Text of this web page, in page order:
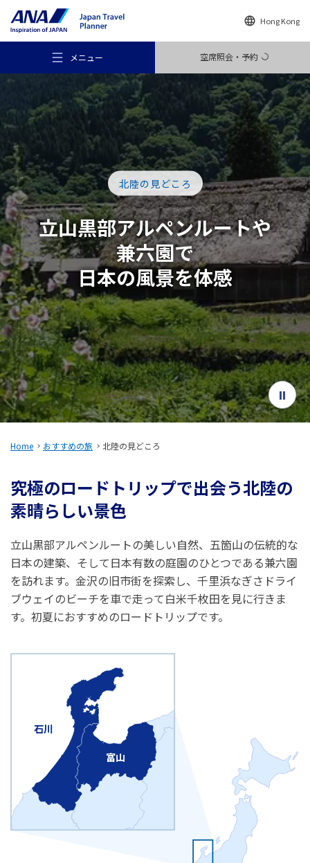
Hong Kong
メニュー 空席照会・予約
おすすめの旅
旅のアイデア
行き先
旅のお役立ち情報
ANA サービス
閉じる
北陸の見どころ
立山黒部アルペンルートや
兼六園で
日本の風景を体感
Home おすすめの旅 北陸の見どころ
究極のロードトリップで出会う北陸の
素晴らしい景色
立山黒部アルペンルートの美しい自然、五箇山の伝統的な
日本の建築、そして日本有数の庭園のひとつである兼六園
を訪れます。金沢の旧市街を探索し、千里浜なぎさドライ
ブウェイのビーチを車で走って白米千枚田を見に行きま
す。初夏におすすめのロードトリップです。
石川
富山